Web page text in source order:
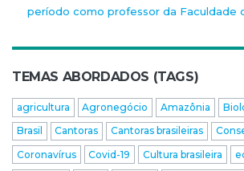
período como professor da Faculdade
TEMAS ABORDADOS (TAGS)
agricultura Agronegócio Amazônia
Brasil
Cantoras Cantoras brasileiras
Coronavírus
Covid-19 Cultura brasileira